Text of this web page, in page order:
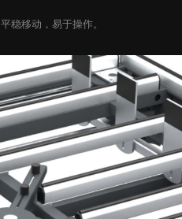
稳移动，易于操作。